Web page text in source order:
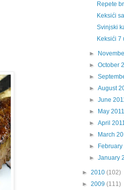
Repete
Keksići
Svinjski
Keksići 7
►
►October
►
►August
►June
►
May
►April
►
March
►
►January
► 2010 (102)
► 2009 (111)